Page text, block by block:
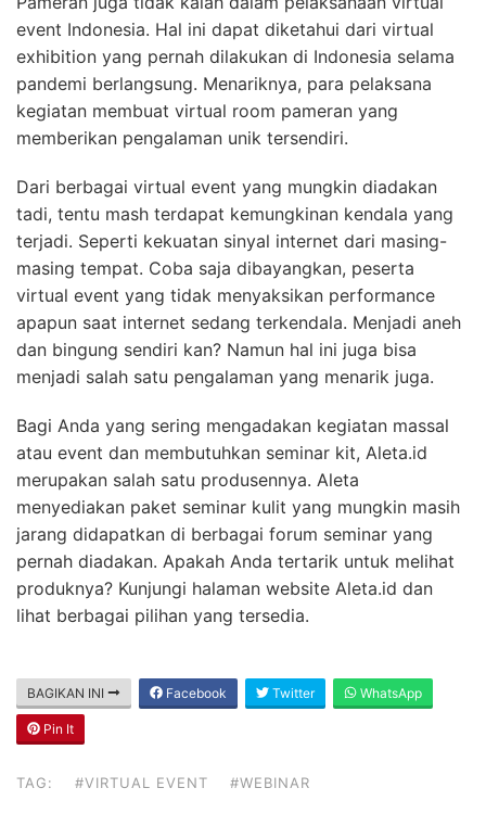
event Indonesia. Hal ini dapat diketahui dari virtual
exhibition yang pernah dilakukan di Indonesia selama
pandemi berlangsung. Menariknya, para pelaksana
kegiatan membuat virtual room pameran yang
memberikan pengalaman unik tersendiri.
Dari berbagai virtual event yang mungkin diadakan
tadi, tentu mash terdapat kemungkinan kendala yang
terjadi. Seperti kekuatan sinyal internet dari masing-
masing tempat. Coba saja dibayangkan, peserta
virtual event yang tidak menyaksikan performance
apapun saat internet sedang terkendala. Menjadi aneh
dan bingung sendiri kan? Namun hal ini juga bisa
menjadi salah satu pengalaman yang menarik juga.
Bagi Anda yang sering mengadakan kegiatan massal
atau event dan membutuhkan seminar kit, Aleta.id
merupakan salah satu produsennya. Aleta
menyediakan paket seminar kulit yang mungkin masih
jarang didapatkan di berbagai forum seminar yang
pernah diadakan. Apakah Anda tertarik untuk melihat
produknya? Kunjungi halaman website Aleta.id dan
lihat berbagai pilihan yang tersedia.
BAGIKAN INI Facebook Twitter WhatsApp
Pin It
TAG: #VIRTUAL EVENT #WEBINAR